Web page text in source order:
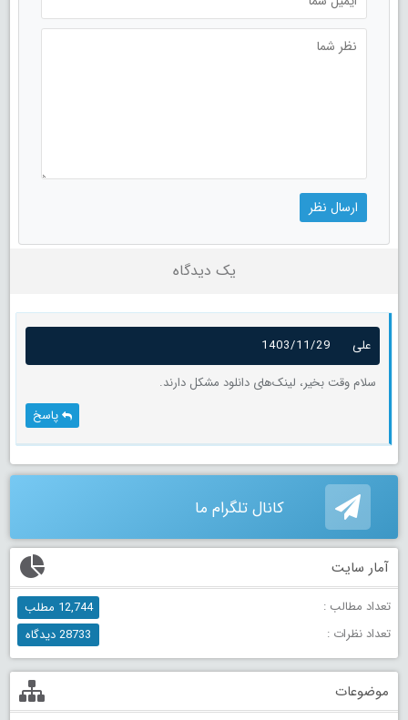
یک دیدگاه
علی
1403/11/29
سلام وقت بخیر، لینک‌های دانلود مشکل دارند.
پاسخ
کانال تلگرام ما
آمار سایت
تعداد مطالب :
12,744 مطلب
تعداد نظرات :
28733 دیدگاه
موضوعات